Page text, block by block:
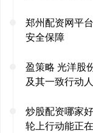
郑州配资网平
安全保障
盈策略 光洋股
及其一致行动
炒股配资哪家
轮上行动能正